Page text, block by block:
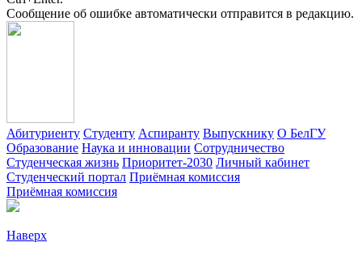
Сообщение об ошибке автоматически отправится в редакцию.
Абитуриенту Студенту Аспиранту Выпускнику О БелГУ
Образование Наука и инновации Сотрудничество
Студенческая жизнь Приоритет-2030 Личный кабинет
Студенческий портал Приёмная комиссия
Приёмная комиссия
Наверх